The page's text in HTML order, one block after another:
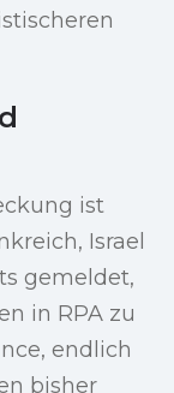
ist
Israel
gemeldet,
in RPA zu
endlich
bisher